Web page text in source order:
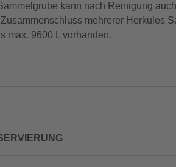
kann nach Reinigung
mehrerer Herkules
max. 9600 L vorhanden.